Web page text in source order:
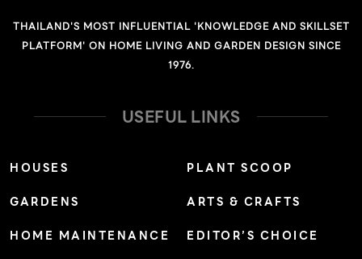
THAILAND'S MOST INFLUENTIAL 'KNOWLEDGE AND SKILLSET
PLATFORM' ON HOME LIVING AND GARDEN DESIGN SINCE
1976.
USEFUL LINKS
HOUSES
GARDENS
HOME MAINTENANCE
PLANT SCOOP
ARTS & CRAFTS
EDITOR’S CHOICE